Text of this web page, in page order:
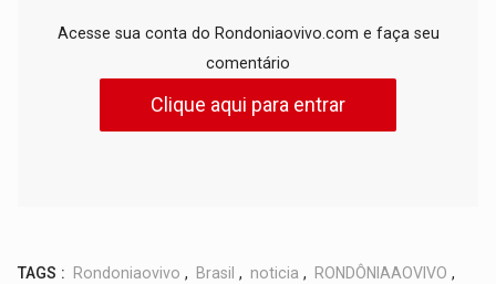
Acesse sua conta do Rondoniaovivo.com e faça seu
comentário
Clique aqui para entrar
TAGS : Rondoniaovivo , Brasil , noticia , RONDÔNIAAOVIVO ,